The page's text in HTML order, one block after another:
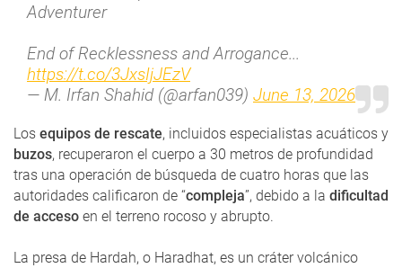
Adventurer
End of Recklessness and Arrogance...
https://t.co/3JxsIjJEzV
— M. Irfan Shahid (@arfan039) June 13, 2026
Los equipos de rescate, incluidos especialistas acuáticos y
buzos, recuperaron el cuerpo a 30 metros de profundidad
tras una operación de búsqueda de cuatro horas que las
autoridades calificaron de “compleja”, debido a la dificultad
de acceso en el terreno rocoso y abrupto.
La presa de Hardah, o Haradhat, es un cráter volcánico